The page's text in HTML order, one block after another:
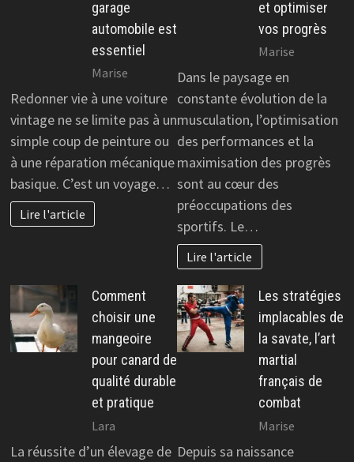
garage
automobile est
essentiel
Marise
Redonner vie à une voiture
vintage ne se limite pas à un
simple coup de peinture ou
à une réparation mécanique
basique. C’est un voyage…
Lire l'article
et optimiser
vos progrès
Marise
Dans le paysage en
constante évolution de la
musculation, l’optimisation
des performances et la
maximisation des progrès
sont au cœur des
préoccupations des
sportifs. Le…
Lire l'article
Comment
choisir une
mangeoire
pour canard de
qualité durable
et pratique
Lara
La réussite d’un élevage de
Les stratégies
implacables de
la savate, l’art
martial
français de
combat
Marise
Depuis sa naissance